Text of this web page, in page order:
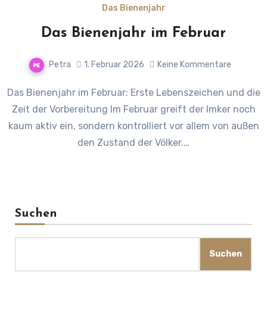
Das Bienenjahr
Das Bienenjahr im Februar
Petra 1. Februar 2026 Keine Kommentare
Das Bienenjahr im Februar: Erste Lebenszeichen und die
Zeit der Vorbereitung Im Februar greift der Imker noch
kaum aktiv ein, sondern kontrolliert vor allem von außen
den Zustand der Völker.…
Suchen
Suchen